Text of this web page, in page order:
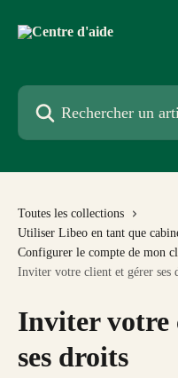
Rechercher un article...
Toutes les collections
Utiliser Libeo en tant que
Configurer le compte de mon
Inviter votre client et gérer ses
Inviter votre
ses droits